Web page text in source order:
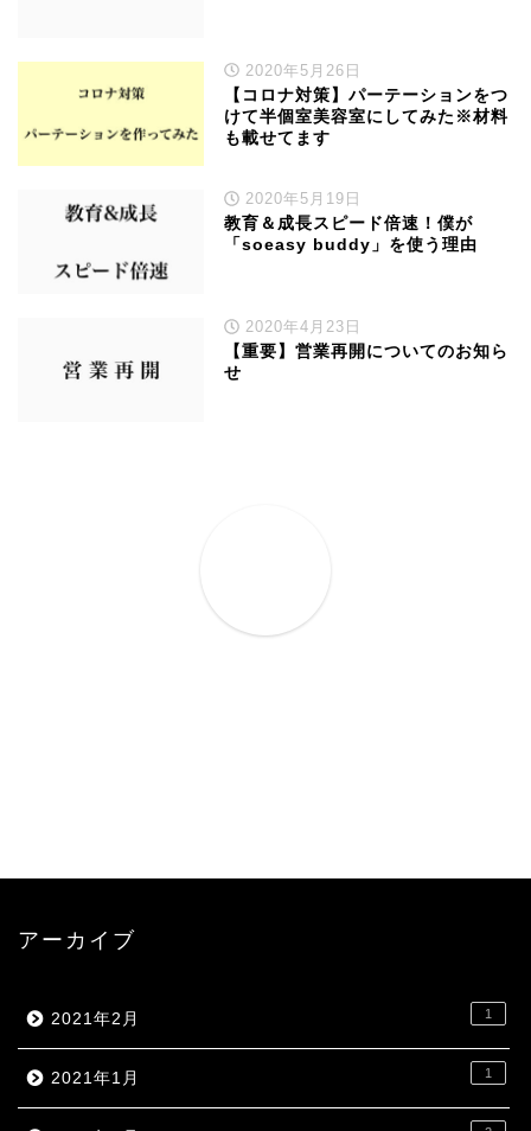
2020年5月26日
【コロナ対策】パーテーションをつ
けて半個室美容室にしてみた※材料
も載せてます
2020年5月19日
教育＆成長スピード倍速！僕が
「soeasy buddy」を使う理由
2020年4月23日
【重要】営業再開についてのお知ら
せ
アーカイブ
2021年2月 1
2021年1月 1